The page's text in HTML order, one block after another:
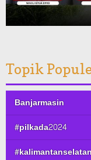
Topik
Banjarmasin
#pilkada2024